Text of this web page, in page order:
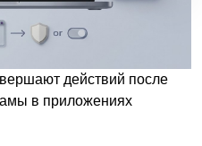
действий после
в приложениях